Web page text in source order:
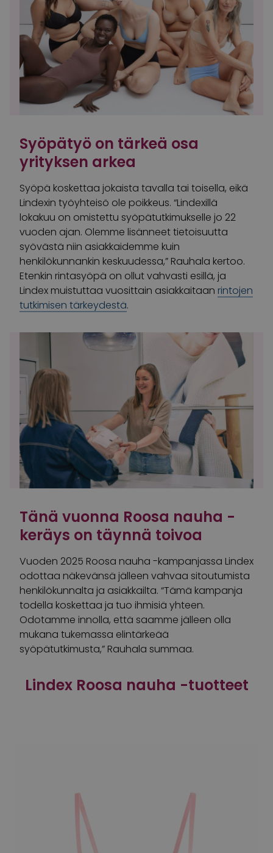
Syöpätyö on tärkeä osa
yrityksen arkea
Syöpä koskettaa jokaista tavalla tai toisella, eikä
Lindexin työyhteisö ole poikkeus. “Lindexillä
lokakuu on omistettu syöpätutkimukselle jo 22
vuoden ajan. Olemme lisänneet tietoisuutta
syövästä niin asiakkaidemme kuin
henkilökunnankin keskuudessa,” Rauhala kertoo.
Etenkin rintasyöpä on ollut vahvasti esillä, ja
Lindex muistuttaa vuosittain asiakkaitaan rintojen
tutkimisen tärkeydestä.
Tänä vuonna Roosa nauha -
keräys on täynnä toivoa
Vuoden 2025 Roosa nauha -kampanjassa Lindex
odottaa näkevänsä jälleen vahvaa sitoutumista
henkilökunnalta ja asiakkailta. “Tämä kampanja
todella koskettaa ja tuo ihmisiä yhteen.
Odotamme innolla, että saamme jälleen olla
mukana tukemassa elintärkeää
syöpätutkimusta,” Rauhala summaa.
Lindex Roosa nauha -tuotteet